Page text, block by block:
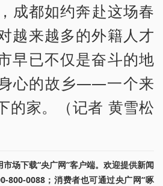
成都如约奔赴这场春
越来越多的外籍人才
早已不仅是奋斗的地
心的故乡——一个来
的家。（记者 黄雪松
场下载“央广网”客户端。欢迎提供新闻
800-0088；消费者也可通过央广网“啄